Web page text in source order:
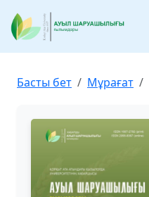
Басты бет Мұрағат